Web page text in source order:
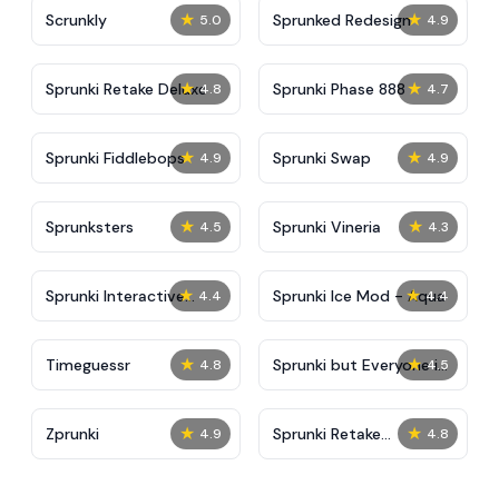
★ 5.0
Scrunkly ★ 4.9
Sprunked Redesign
★ 4.8
Sprunki Retake Deluxe ★ 4.7
Sprunki Phase 888
★ 4.9
Sprunki Fiddlebops ★ 4.9
Sprunki Swap
★ 4.5
Sprunksters ★ 4.3
Sprunki Vineria
★ 4.4
Sprunki Interactive
Tunner
★ 4.4
Sprunki Ice Mod - Aqua
★ 4.8
Timeguessr ★ 4.5
Sprunki but Everyone is
Sharp
★ 4.9
Zprunki ★ 4.8
Sprunki Retake
Sprunkyay DLC